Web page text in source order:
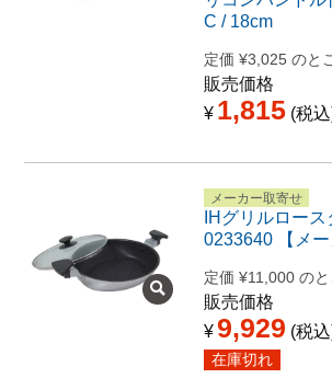
C / 18cm
定価 ¥3,025 のと
販売価格
¥ 1,815 税込
メーカー取寄せ
IHグリルロー
0233640 【メー
定価 ¥11,000 のと
販売価格
¥9,929 税込
在庫切れ